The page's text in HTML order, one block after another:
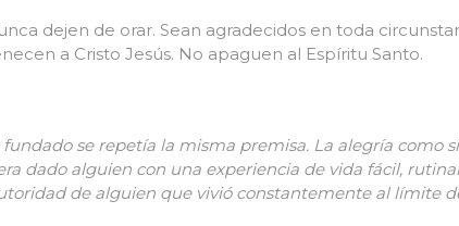
dejen de orar. Sean agradecidos en toda
a Cristo Jesús. No apaguen al Espíritu Santo.
se repetía la misma premisa. La alegría como
dado alguien con una experiencia de vida fácil,
de alguien que vivió constantemente al límite